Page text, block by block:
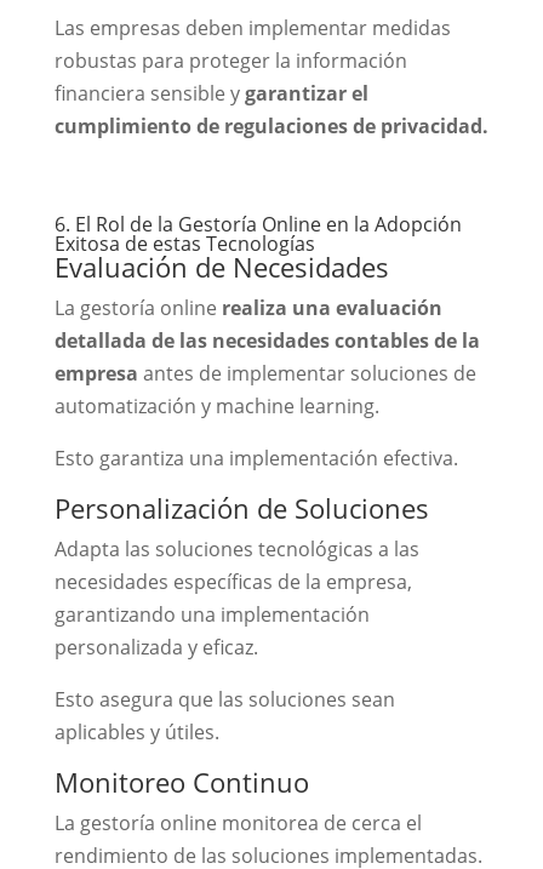
Las empresas deben implementar medidas
robustas para proteger la información
financiera sensible ygarantizar el
cumplimiento de regulaciones de privacidad.
6. El Rol de la Gestoría Online en la Adopción
Exitosa de estas Tecnologías
Evaluación de Necesidades
La gestoría online realiza una evaluación
detallada de las necesidades contables de la
empresa antes de implementar soluciones de
automatización y machine learning.
Esto garantiza una implementación efectiva.
Personalización de Soluciones
Adapta las soluciones tecnológicas a las
necesidades específicas de la empresa,
garantizando una implementación
personalizada y eficaz.
Esto asegura que las soluciones sean
aplicables y útiles.
Monitoreo Continuo
La gestoría online monitorea de cerca el
rendimiento de las soluciones implementadas.